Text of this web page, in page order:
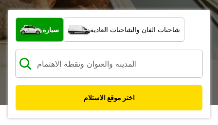
ما نوع المركبة؟
سيارة شاحنات الفان والشاحنات العادية
اختر موقع الاستلام